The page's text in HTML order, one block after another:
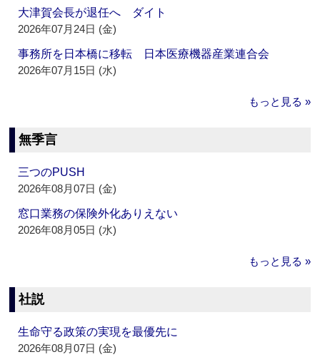
大津賀会長が退任へ ダイト
2026年07月24日 (金)
事務所を日本橋に移転 日本医療機器産業連合会
2026年07月15日 (水)
もっと見る »
無季言
三つのPUSH
2026年08月07日 (金)
窓口業務の保険外化ありえない
2026年08月05日 (水)
もっと見る »
社説
生命守る政策の実現を最優先に
2026年08月07日 (金)